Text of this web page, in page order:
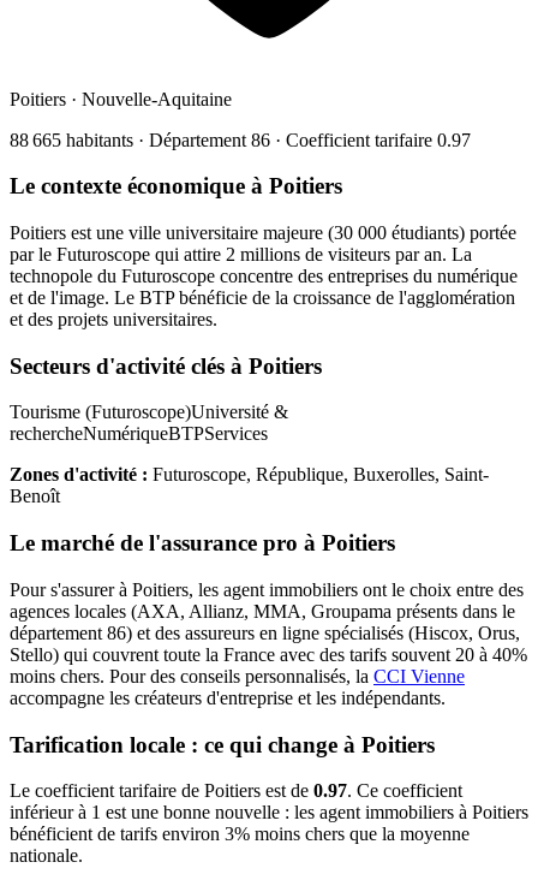
Poitiers · Nouvelle-Aquitaine
88 665 habitants · Département 86 · Coefficient tarifaire 0.97
Le contexte économique à Poitiers
Poitiers est une ville universitaire majeure (30 000 étudiants) portée
par le Futuroscope qui attire 2 millions de visiteurs par an. La
technopole du Futuroscope concentre des entreprises du numérique
et de l'image. Le BTP bénéficie de la croissance de l'agglomération
et des projets universitaires.
Secteurs d'activité clés à Poitiers
Tourisme (Futuroscope)Université &
rechercheNumériqueBTPServices
Zones d'activité : Futuroscope, République, Buxerolles, Saint-
Benoît
Le marché de l'assurance pro à Poitiers
Pour s'assurer à Poitiers, les agent immobiliers ont le choix entre des
agences locales (AXA, Allianz, MMA, Groupama présents dans le
département 86) et des assureurs en ligne spécialisés (Hiscox, Orus,
Stello) qui couvrent toute la France avec des tarifs souvent 20 à 40%
moins chers. Pour des conseils personnalisés, la CCI Vienne
accompagne les créateurs d'entreprise et les indépendants.
Tarification locale : ce qui change à Poitiers
Le coefficient tarifaire de Poitiers est de 0.97. Ce coefficient
inférieur à 1 est une bonne nouvelle : les agent immobiliers à Poitiers
bénéficient de tarifs environ 3% moins chers que la moyenne
nationale.